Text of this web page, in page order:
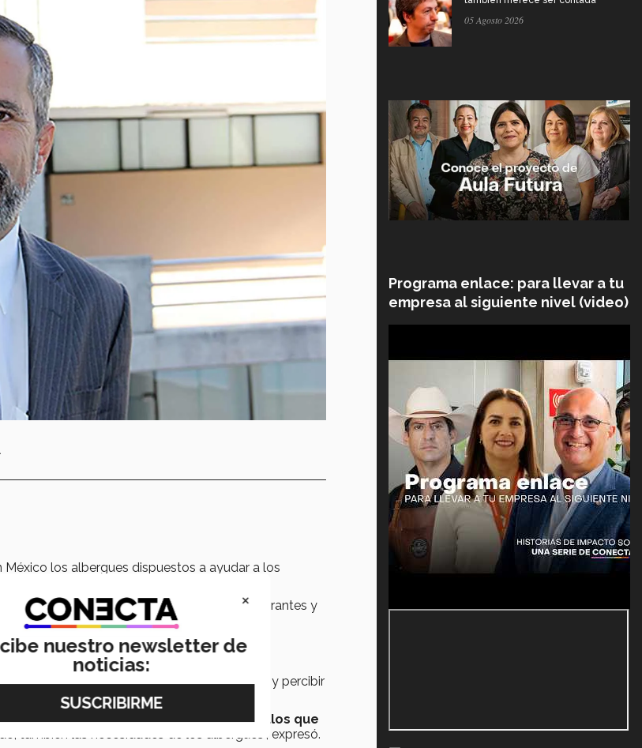
los albergues dispuestos a ayudar a los
y forma el apoyo necesario.
obligó a los albergues, casas de migrantes y
que enfrentan los migrantesy las
de modo integral el problema
y percibir
las personas, cuáles son losobstáculos que
también las necesidades de los albergues”, expresó.
05 Agosto 2026
Programa enlace: para llevar a tu
empresa al siguiente nivel (video)
×
nuestro newsletter de
noticias: